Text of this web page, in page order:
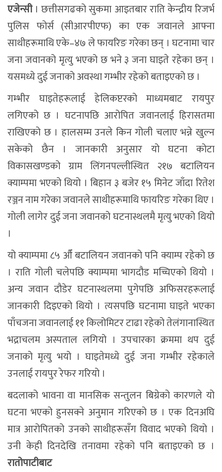
एजेन्सी। छत्तीसगढको सुकमा आइतबार राति केन्द्रीय रिजर्भ
पुलिस फोर्स (सीआरपीएफ) का एक जवानले आफ्ना
साथीहरूमाथि एके–४७ ले फायरिङ गरेका छन् । घटनामा चार
जना जवानको मृत्यु भएको छ भने ३ जना घाइते रहेका छन् ।
यसमध्ये दुई जनाको अवस्था गम्भीर रहेको बताइएको छ ।
गम्भीर घाइतेहरूलाई हेलिकप्टरको माध्यमबाट रायपुर
लगिएको छ । घटनापछि आरोपित जवानलाई हिरासतमा
राखिएको छ । हालसम्म उनले किन गोली चलाए भन्ने खुल्न
सकेको छैन । जानकारी अनुसार यो घटना कोटा
विकासखण्डको ग्राम लिंगनपल्लीस्थित २१७ बटालियन
क्याम्पमा भएको थियो । बिहान ३ बजेर १५ मिनेट जाँदा रितेश
रञ्जन नाम गरेका जवानले साथीहरूमाथि फायरिङ गरेका थिए ।
गोली लागेर दुई जना जवानको घटनास्थलमै मृत्यु भएको थियो
।
यो क्याम्पमा ८५ औँ बटालियन जवानको पनि क्याम्प रहेको छ
। राति गोली चलेपछि क्याम्पमा भागदौड मच्चिएको थियो ।
अन्य जवान दौडेर घटनास्थलमा पुगेपछि अफिसरहरूलाई
जानकारी दिइएको थियो । त्यसपछि घटनामा घाइते भएका
पाँचजना जवानलाई ११ किलोमिटर टाढा रहेको तेलंगानास्थित
भद्राचलम अस्पताल लगियो । उपचारका क्रममा थप दुई
जनाको मृत्यु भयो । घाइतेमध्ये दुई जना गम्भीर रहेकाले
उनलाई रायपुर रेफर गरियो ।
बदलाको भावना वा मानसिक सन्तुलन बिग्रेको कारणले यो
घटना भएको हुनसक्ने अनुमान गरिएको छ । एक दिनअघि
मात्र आरोपितको उनको साथीहरूसँग विवाद भएको थियो ।
उनी केही दिनदेखि तनावमा रहेको पनि बताइएको छ ।
रातोपाटीबाट